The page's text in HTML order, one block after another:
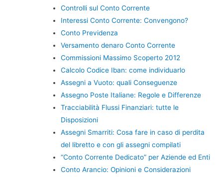
Controlli sul Conto Corrente
Interessi Conto Corrente: Convengono?
Conto Previdenza
Versamento denaro Conto Corrente
Commissioni Massimo Scoperto 2012
Calcolo Codice Iban: come individuarlo
Assegni a Vuoto: quali Conseguenze
Assegno Poste Italiane: Regole e Differenze
Tracciabilità Flussi Finanziari: tutte le
Disposizioni
Assegni Smarriti: Cosa fare in caso di perdita
del libretto e con gli assegni compilati
“Conto Corrente Dedicato” per Aziende ed Enti
Conto Arancio: Opinioni e Considerazioni